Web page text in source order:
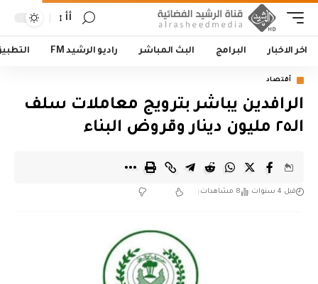
أأ
اخر الاخبار البرامج البث المباشر راديو الرشيد FM
أقتصاد
الرافدين يباشر بترويج معاملات سلف
الـ٢٥ مليون دينار وقروض البناء
قبل 4 سنوات 8 مشاهدات